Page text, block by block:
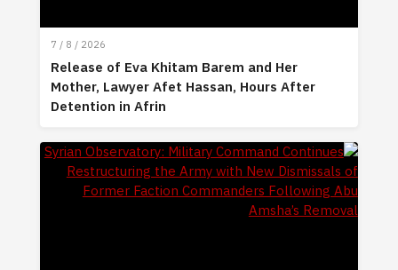
7 / 8 / 2026
Release of Eva Khitam Barem and Her
Mother, Lawyer Afet Hassan, Hours After
Detention in Afrin